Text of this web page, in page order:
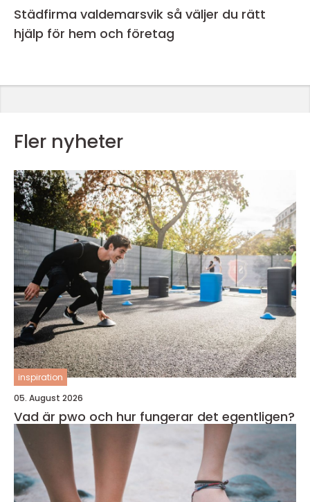
Städfirma valdemarsvik så väljer du rätt
hjälp för hem och företag
Fler nyheter
inspiration
05. August 2026
Vad är pwo och hur fungerar det egentligen?